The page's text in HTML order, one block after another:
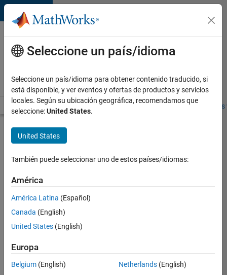
Saltar al contenido
Ofertas
de
empleo
MathWorks
Visión general Búsqueda de empleo Oficinas locales
Enviar
solicitud
Senior
Product
Engineer
-
Aerospace
Inicie
Seleccione un país/idioma
Seleccione un país/idioma para obtener contenido traducido, si
está disponible, y ver eventos y ofertas de productos y servicios
locales. Según su ubicación geográfica, recomendamos que
seleccione:United States.
United States
También puede seleccionar uno de estos países/idiomas:
América
América Latina (Español)
Canada (English)
United States (English)
Europa
Belgium (English)
Netherlands(English)